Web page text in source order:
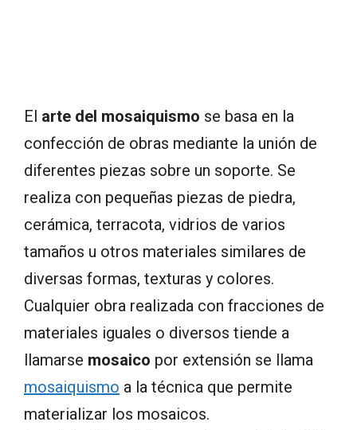
El arte del mosaiquismo se basa en la
confección de obras mediante la unión de
diferentes piezas sobre un soporte. Se
realiza con pequeñas piezas de piedra,
cerámica, terracota, vidrios de varios
tamaños u otros materiales similares de
diversas formas, texturas y colores.
Cualquier obra realizada con fracciones de
materiales iguales o diversos tiende a
llamarse mosaico por extensión se llama
mosaiquismo a la técnica que permite
materializar los mosaicos.